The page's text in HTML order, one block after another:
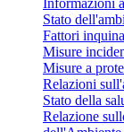
Stato
Fattori
Misure
Misure a
Relazioni
Stato della
Relazione